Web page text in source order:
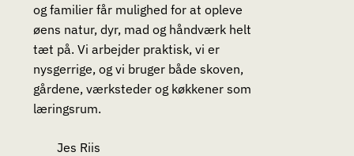
og familier får mulighed for at opleve
øens natur, dyr, mad og håndværk helt
tæt på. Vi arbejder praktisk, vi er
nysgerrige, og vi bruger både skoven,
gårdene, værksteder og køkkener som
læringsrum.
Jes Riis